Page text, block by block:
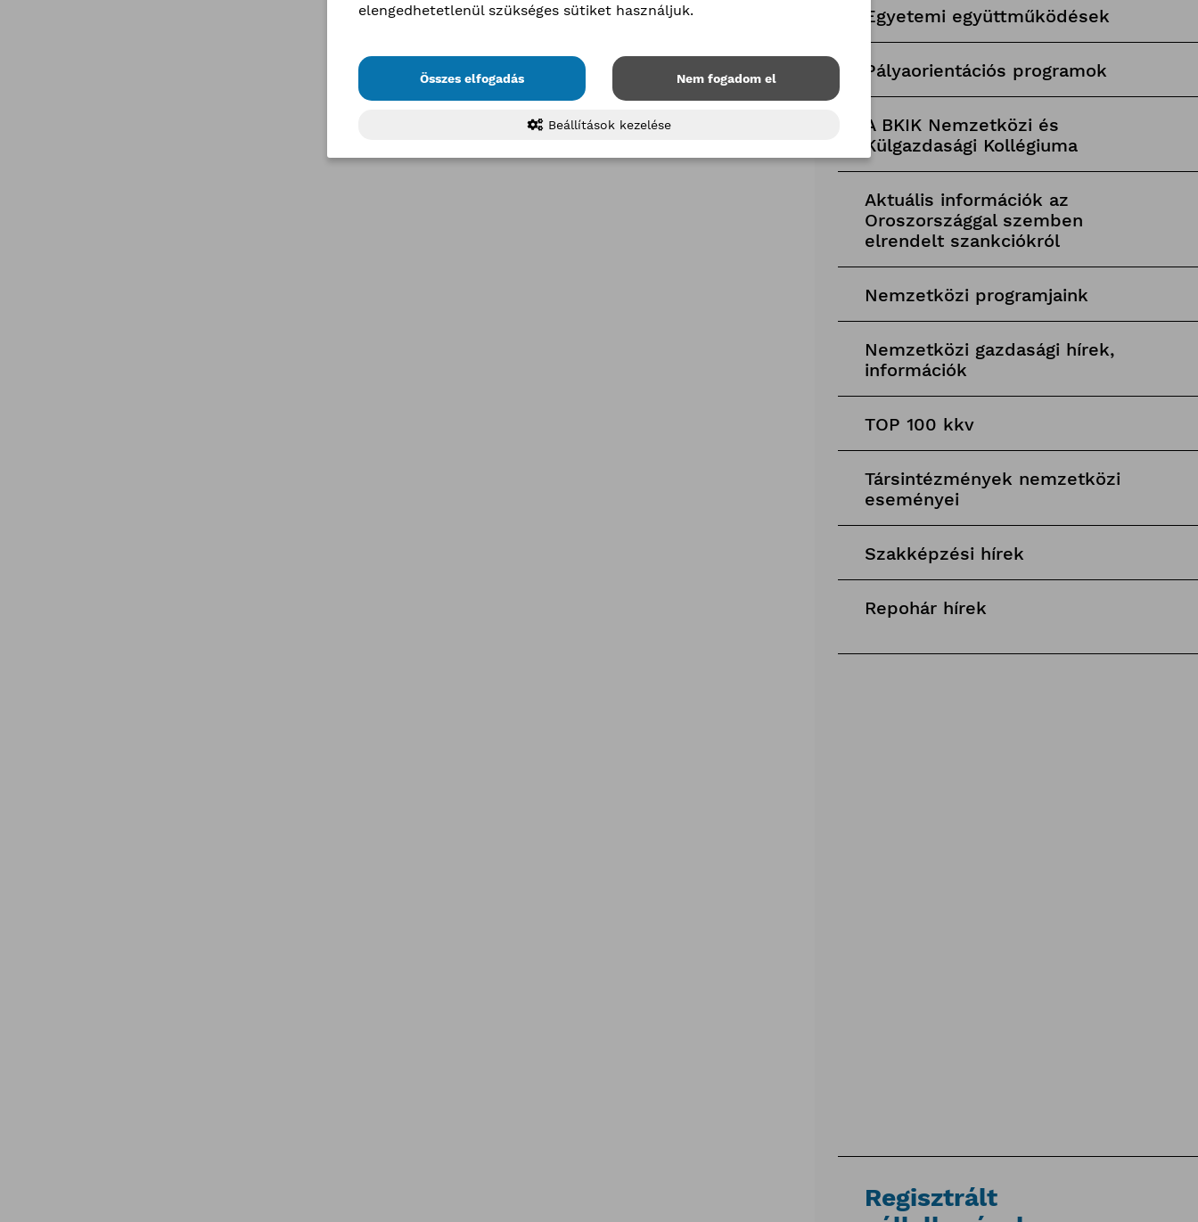
Egyetemi együttműködések
Pályaorientációs programok
A BKIK Nemzetközi és
Külgazdasági Kollégiuma
Aktuális információk az
Oroszországgal szemben
elrendelt szankciókról
Nemzetközi programjaink
Nemzetközi gazdasági hírek,
információk
TOP 100 kkv
Társintézmények nemzetközi
eseményei
Szakképzési hírek
Repohár hírek
Regisztrált
elengedhetetlenül szükséges sütiket használjuk.
Összes elfogadás Nem fogadom el
Beállítások kezelése